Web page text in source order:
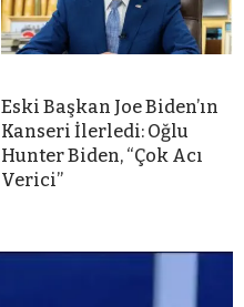
Eski Başkan Joe Biden’ın
Kanseri İlerledi: Oğlu
Hunter Biden, “Çok Acı
Verici”